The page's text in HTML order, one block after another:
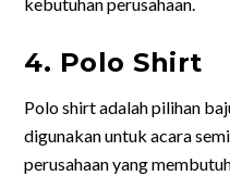
4. Polo Shirt
Polo shirt adalah pilihan
digunakan untuk acara
perusahaan yang